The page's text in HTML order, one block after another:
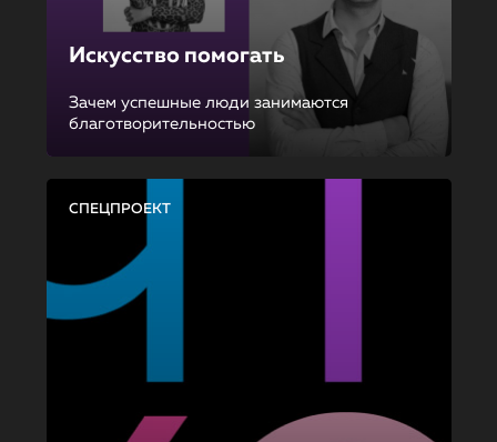
Искусство помогать
Зачем успешные люди занимаются
благотворительностью
СПЕЦПРОЕКТ